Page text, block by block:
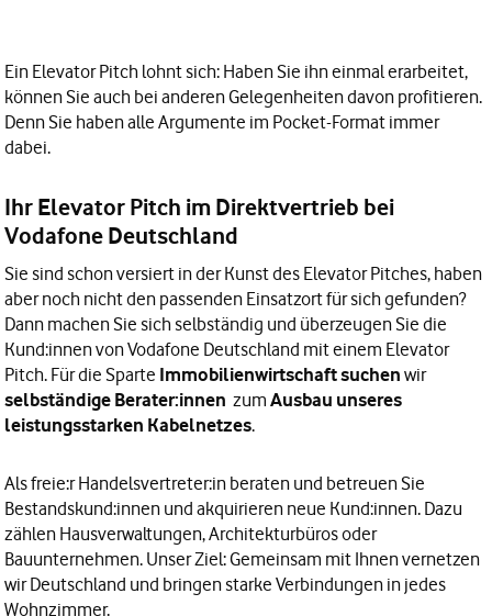
Ein Elevator Pitch lohnt sich: Haben Sie ihn einmal erarbeitet,
können Sie auch bei anderen Gelegenheiten davon profitieren.
Denn Sie haben alle Argumente im Pocket-Format immer
dabei.
Ihr Elevator Pitch im Direktvertrieb bei
Vodafone Deutschland
Sie sind schon versiert in der Kunst des Elevator Pitches, haben
aber noch nicht den passenden Einsatzort für sich gefunden?
Dann machen Sie sich selbständig und überzeugen Sie die
Kund:innen von Vodafone Deutschland mit einem Elevator
Pitch. Für die Sparte Immobilienwirtschaft suchen wir
selbständige Berater:innen zum Ausbau unseres
leistungsstarken Kabelnetzes.
Als freie:r Handelsvertreter:in beraten und betreuen Sie
Bestandskund:innen und akquirieren neue Kund:innen. Dazu
zählen Hausverwaltungen, Architekturbüros oder
Bauunternehmen. Unser Ziel: Gemeinsam mit Ihnen vernetzen
wir Deutschland und bringen starke Verbindungen in jedes
Wohnzimmer.